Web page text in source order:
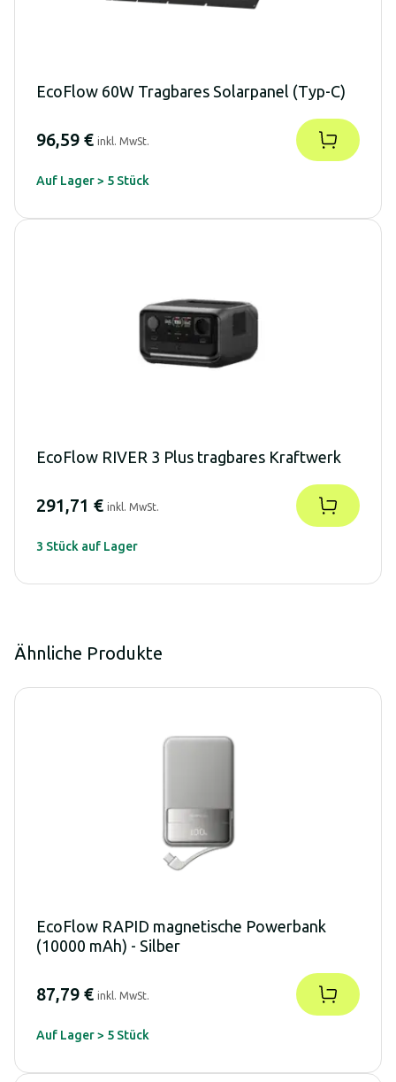
EcoFlow 60W Tragbares Solarpanel (Typ-C)
96,59 € inkl. MwSt.
Auf Lager > 5 Stück
EcoFlow RIVER 3 Plus tragbares Kraftwerk
291,71 € inkl. MwSt.
3 Stück auf Lager
Ähnliche Produkte
EcoFlow RAPID magnetische Powerbank
(10000 mAh) - Silber
87,79 € inkl. MwSt.
Auf Lager > 5 Stück